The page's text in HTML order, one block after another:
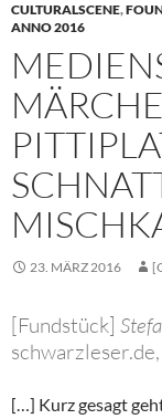
CULTURALSCENE,
ANNO 2016
23. MÄRZ 2016
[Fundstück]
schwarzleser.de,
[…] Kurz gesagt